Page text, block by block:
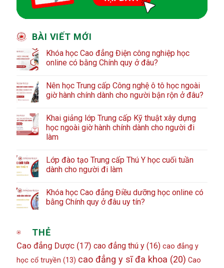
BÀI VIẾT MỚI
Khóa học Cao đẳng Điện công nghiệp học
online có bằng Chính quy ở đâu?
Nên học Trung cấp Công nghệ ô tô học ngoài
giờ hành chính dành cho người bận rộn ở đâu?
Khai giảng lớp Trung cấp Kỹ thuật xây dựng
học ngoài giờ hành chính dành cho người đi
làm
Lớp đào tạo Trung cấp Thú Y học cuối tuần
dành cho người đi làm
Khóa học Cao đẳng Điều dưỡng học online có
bằng Chính quy ở đâu uy tín?
THẺ
Cao đẳng Dược(17) cao đẳng thú y(16) cao đẳng y
học cổ truyền (13) cao đẳng y sĩ đa khoa (20) Cao